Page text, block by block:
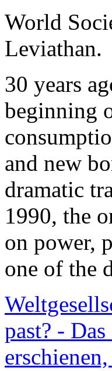
World
Leviathan.
30 years
beginning
and new
dramatic
1990, the
on power,
one of the
past? -